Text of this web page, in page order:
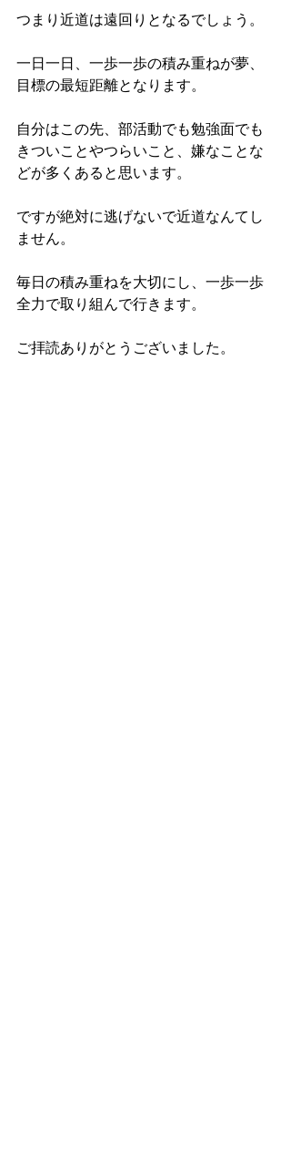
つまり近道は遠回りとなるでしょう。
一日一日、一歩一歩の積み重ねが夢、
目標の最短距離となります。
自分はこの先、部活動でも勉強面でも
きついことやつらいこと、嫌なことな
どが多くあると思います。
ですが絶対に逃げないで近道なんてし
ません。
毎日の積み重ねを大切にし、一歩一歩
全力で取り組んで行きます。
ご拝読ありがとうございました。